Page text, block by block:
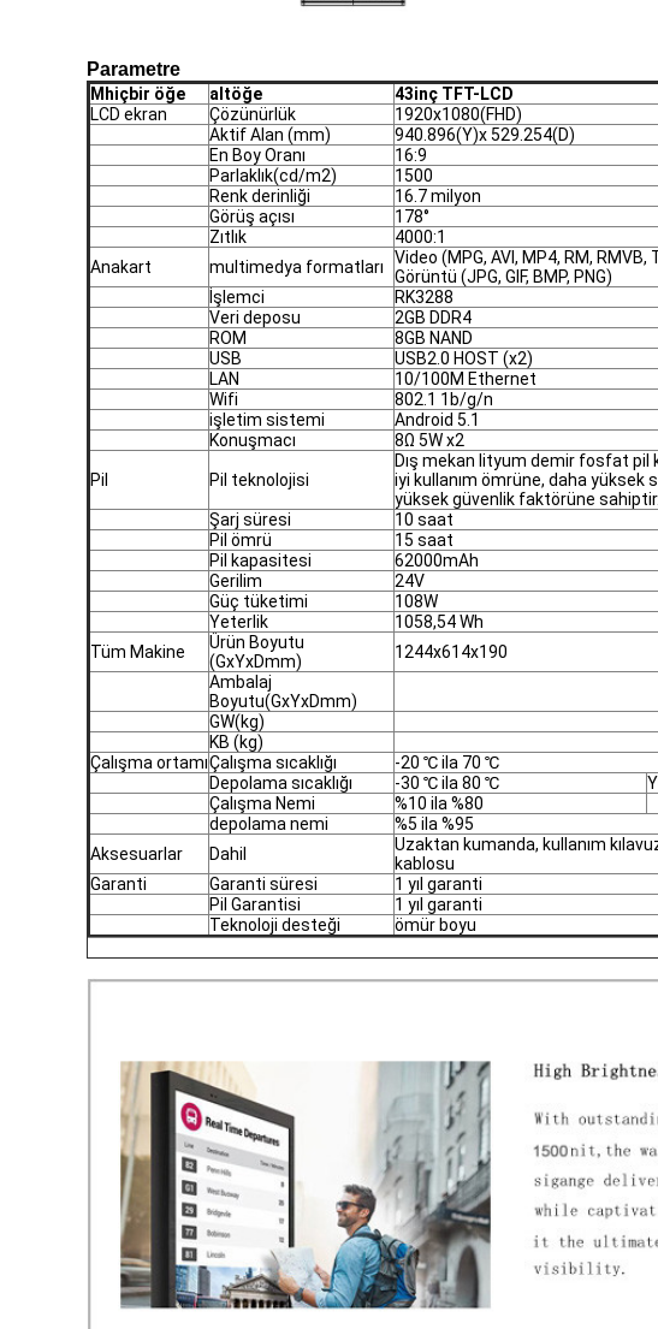
Parametre
M hiçbir öğe altöğe 43inç TFT-LCD
LCD ekran
Çözünürlük
1920x1080(FHD)
Aktif Alan (mm)
940.896(Y)x 529.254(D)
En Boy Oranı
16:9
Parlaklık(cd/m2)
1500
Renk derinliği
16.7 milyon
Görüş açısı
178°
Zıtlık
4000:1
Anakart
multimedya formatları
Video (MPG, AVI, MP4, RM, RMVB,
Görüntü (JPG, GIF, BMP, PNG)
İşlemci
RK3288
Veri deposu
2GB DDR4
ROM
8GB NAND
USB
USB2.0 HOST (x2)
LAN
10/100M Ethernet
Wifi
802.1 1b/g/n
işletim sistemi
Android 5.1
Konuşmacı
8Ω 5W x2
Pil Pil teknolojisi
Dış mekan lityum demir fosfat pil
iyi kullanım ömrüne, daha yüksek
yüksek güvenlik faktörüne sahiptir.
Şarj süresi
10 saat
Pil ömrü
15 saat
Pil kapasitesi
62000mAh
Gerilim
24V
Güç tüketimi
108W
Yeterlik
1058,54 Wh
Tüm Makine
Ürün Boyutu
(GxYxDmm)
1244x614x190
Ambalaj
Boyutu(GxYxDmm)
GW(kg)
KB (kg)
Çalışma ortamıÇalışma sıcaklığı
-20 ℃ ila 70 ℃
Depolama sıcaklığı
-30 ℃ ila 80 ℃
Çalışma Nemi
%10 ila %80
depolama nemi
%5 ila %95
Aksesuarlar
Dahil
Uzaktan kumanda, kullanım
kablosu
Garanti
Garanti süresi
1 yıl garanti
Pil Garantisi
1 yıl garanti
Teknoloji desteği
ömür boyu